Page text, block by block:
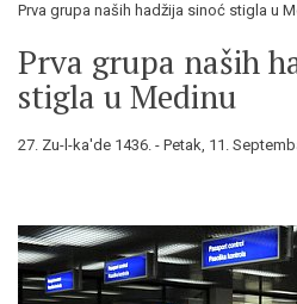
Prva grupa naših hadžija sinoć stigla u
Prva grupa naših
stigla u Medinu
27. Zu-l-ka'de 1436. - Petak, 11.